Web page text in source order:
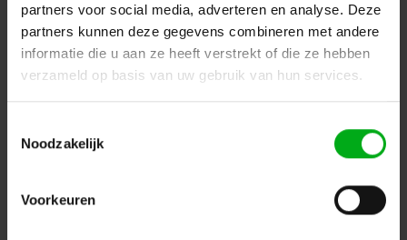
partners voor social media, adverteren en analyse. Deze
partners kunnen deze gegevens combineren met andere
informatie die u aan ze heeft verstrekt of die ze hebben
verzameld op basis van uw gebruik van hun services.
Noodzakelijk
Voorkeuren
SRS Lighting | Wanddimmer 12-kanaals NDP | DMX 5pin
| Exclusief backplate
SRS Lighting* |932021